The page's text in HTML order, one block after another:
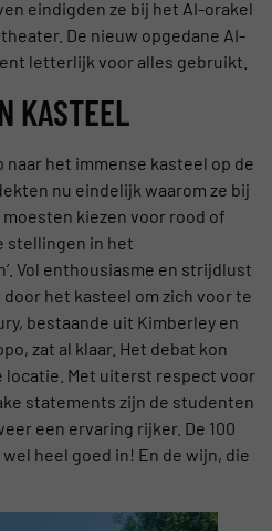
eindigden ze bij het AI-orakel
De nieuw opgedane AI-
letterlijk voor alles gebruikt.
KASTEEL
het immense kasteel op de
nu eindelijk waarom ze bij
kiezen voor rood of
stellingen in het
Vol enthousiasme en strijdlust
het kasteel om zich voor te
bestaande uit Kimberley en
zat al klaar. Het debat kon
locatie. Met uiterst respect voor
statements zijn de studenten
een ervaring rijker. De 100
wel heel goed in! En de wijn, die